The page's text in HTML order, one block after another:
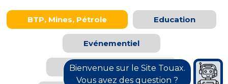
BTP, Mines, Pétrole Education
Evénementiel
Industries et Services
Bienvenue sur le Site Touax.
Vous avez des question ?